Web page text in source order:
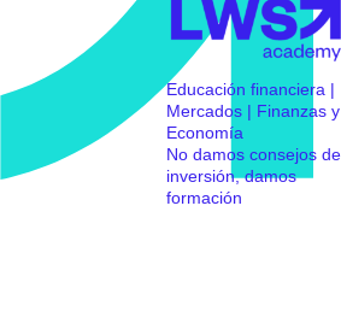
Educación financiera |
Mercados | Finanzas y
Economía
No damos consejos de
inversión, damos
formación